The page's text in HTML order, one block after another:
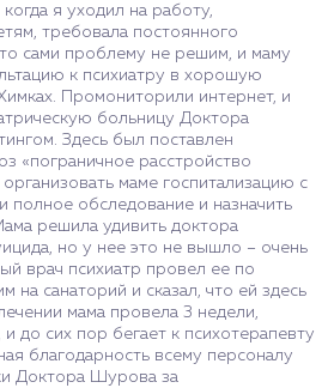
я уходил на работу,
требовала постоянного
сами проблему не решим, и маму
к психиатру в хорошую
Промониторили интернет, и
больницу Доктора
Здесь был поставлен
«пограничное расстройство
маме госпитализацию с
полное обследование и назначить
решила удивить доктора
но у нее это не вышло – очень
врач психиатр провел ее по
на санаторий и сказал, что ей здесь
мама провела 3 недели,
до сих пор бегает к психотерапевту
благодарность всему персоналу
Доктора Шурова за